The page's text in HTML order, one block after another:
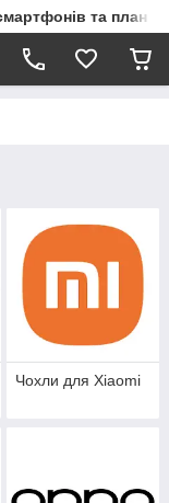
та
Чохли для Xiaomi